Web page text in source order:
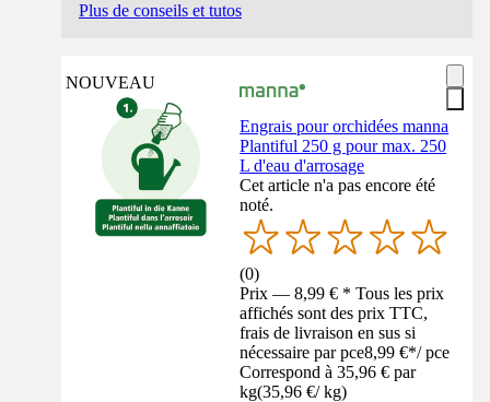
Plus de conseils et tutos
NOUVEAU
Engrais pour orchidées manna
Plantiful 250 g pour max. 250
L d'eau d'arrosage
Cet article n'a pas encore été
noté.
(0)
Prix — 8,99 € * Tous les prix
affichés sont des prix TTC,
frais de livraison en sus si
nécessaire par pce8,99 €*/ pce
Correspond à 35,96 € par
kg(35,96 €/ kg)